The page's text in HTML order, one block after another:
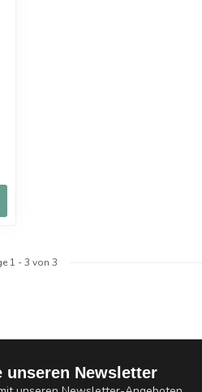
1 -3 von 3
unseren Newsletter